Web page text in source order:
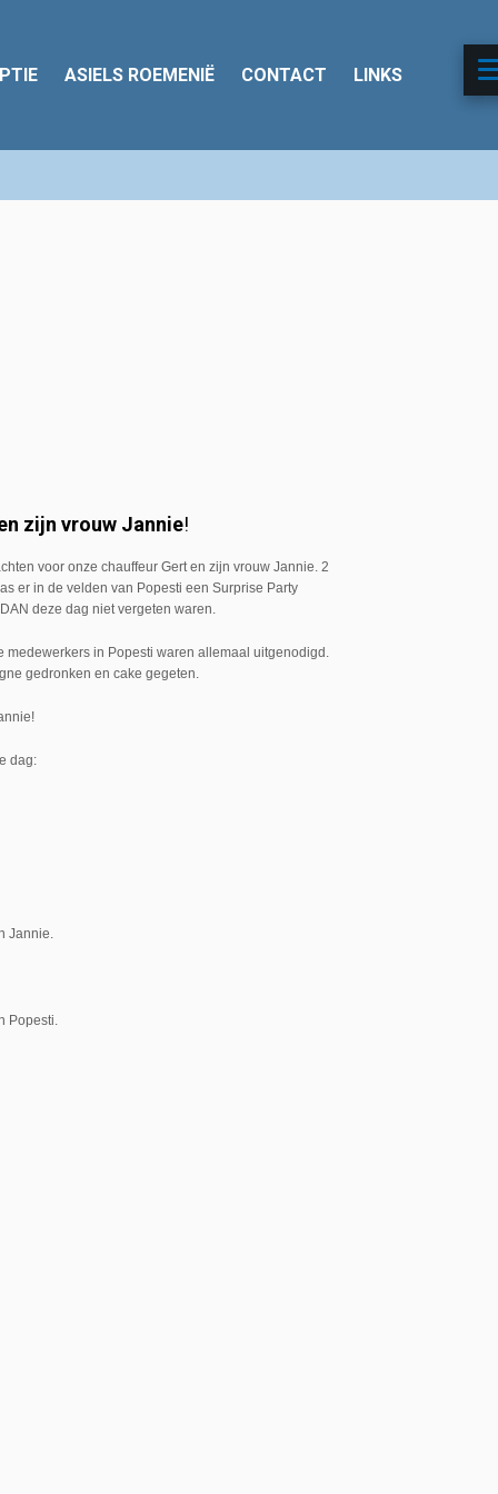
ASIELS ROEMENIË CONTACT LINKS
zijn vrouw Jannie!
voor onze chauffeur Gert en zijn vrouw Jannie. 2
er in de velden van Popesti een Surprise Party
deze dag niet vergeten waren.
in Popesti waren allemaal uitgenodigd.
gedronken en cake gegeten.
dag:
Jannie.
Popesti.